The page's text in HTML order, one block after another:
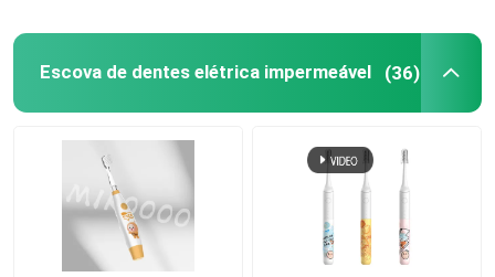
Escova de dentes elétrica impermeável (36)